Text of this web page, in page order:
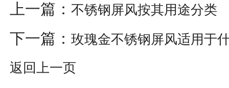
上一篇： 不锈钢屏风按其用途分类
下一篇： 玫瑰金不锈钢屏风适用于
返回上一页